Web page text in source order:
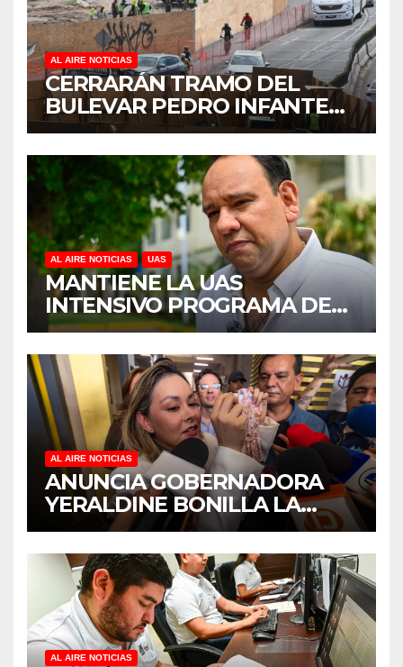
AL AIRE NOTICIAS
CERRARÁN TRAMO DEL
BULEVAR PEDRO INFANTE
PARA ACELERAR OBRAS
ANTES DEL REGRESO A
CLASES
AL AIRE NOTICIAS UAS
MANTIENE LA UAS
INTENSIVO PROGRAMA DE
MANTENIMIENTO Y
REHABILITACIÓN EN SUS
PLANTELES ANTE EL INICIO
DEL CICLO ESCOLAR 2026-
2027
AL AIRE NOTICIAS
ANUNCIA GOBERNADORA
YERALDINE BONILLA LA
REAPERTURA DEL
PROGRAMA “PONTE AL
CORRIENTE” PARA APOYAR
LA ECONOMÍA FAMILIAR EN
SINALOA
AL AIRE NOTICIAS